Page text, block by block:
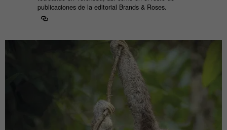
publicaciones de la editorial Brands & Roses.